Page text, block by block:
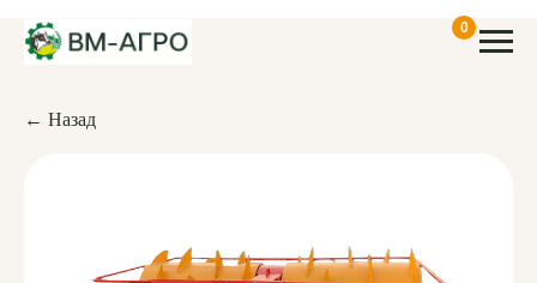
0
← Назад